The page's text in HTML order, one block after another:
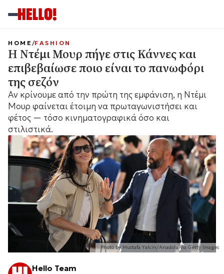
Photo by Mustafa Yalcin/Anadolu via Getty Images
HOME FASHION
Η Ντέμι Μουρ πήγε στις Κάννες και
επιβεβαίωσε ποιο είναι το πανωφόρι
της σεζόν
Αν κρίνουμε από την πρώτη της εμφάνιση, η Ντέμι
Μουρ φαίνεται έτοιμη να πρωταγωνιστήσει και
φέτος — τόσο κινηματογραφικά όσο και
στιλιστικά.
Hello Team